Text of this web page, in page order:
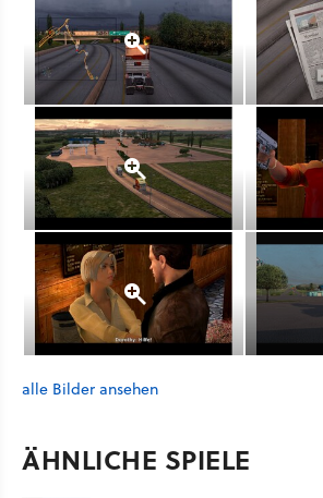
alle Bilder ansehen
ÄHNLICHE SPIELE